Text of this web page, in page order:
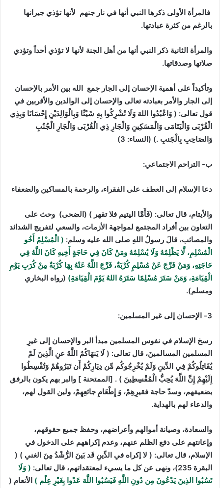
فالمرأة الأولى ذكرها النبي أنها في نار جنهم لأنهاتؤذي جيرانها
بالرغم من كثرة عبادتها.
والمرأة الثانية ذكر النبي أنها من أهل الجنة لأنها لا تؤذي أحداً وتؤدي
صلاتها وصدقاتها.
وتأكيداًعلى أهمية الإحسان إلى الجار جمع الله بين الأمر بالإحسان
إلى الجار والأمر بعبادته تعالى والإحسان إلى الوالدين والأقربين في
قول تعالى: ( وَاعْبُدُوا اللهَ وَلَا تُشْرِكُوا بِهِ شَيْئًا وَبِالْوَالِدَيْنِ إِحْسَانَا وَبِذِي
الْقُرْبَى وَالْيَتَامَى وَالْمَسَكِينِ وَالْجَارِ ذِي الْقُرْبَى وَالْجَارِ الْجُنُبِ
وَالصَاحِبِ بِالْجَنبِ .) (النساء: 3)
ب- التراحم الاجتماعي:
دعا الإسلام إلى العطف على الفقراء، والرحمة بالمساكين والضعفاء
والأيتام، قال تعالى: (فَأَمَّا اليتيم فلا تقهر ) (الضحى) وحث على
التعاون بين أفراد المجتمع لمواجهة الأزمات، والسعي لتفريج الشدائد
والمصائب، قالَ رسولُ اللهِ صلى الله عليه وسلم: ( الْمُسْلِمُ أَخُو
الْمُسْلِمِ، لَّا يَظْلِمُهُ وَلَا يُسْلِمُهُ ومَنْ كَانَ فِي حَاجَةٍ أَخِيهِ كَانَ اللَّهُ فِي
حَاجَتِهِ، وَمَنْ فَرَّجَ عَنْ مُسْلِمٍ كُرْبَةٌ، فَرَّجَ اللَّهُ عَنْهُ بِهَا كُرْبَةٌ مِنْ كُرَبِ يَوْمِ
الْقِيَامَةِ، وَمَنْ سَتَرَ مُسْلِمًا سَتَرَهُ اللهُ يَوْمَ الْقِيَامَةِ) (رواه البخاري
ومسلم).
3- الإحسان إلى غير المسلمين:
رسخ الإسلام في نفوس المسلمين مبدأ البر والإحسان إلى غيرِ
المسلمين المسالمينَ، قال تعالى: ( لَا يَنهَاكُمُ اللَّهُ عنِ الَّذِينَ لَمْ
يُقَاتِلُوكُمْ فِي الدِّينِ وَلَمْ يُخْرِجُوكُم مِّن دِيَارِكُمْ أَن تَبَرُوهُمْ وَتُقْسِطُوا
إِلَيْهِمْ إِنَّ اللَّهَ يُحِبُّ الْمُقْسِطِينَ ) . [الممتحنة ] والبر بهم يكون بالرفق
بضعيفهم، وسدّ حاجة فقيرِهِمْ، وَ إِطْعَامِ جائعِهِمْ، ولين القول لهم،
والدعاء لهم بالهداية.
والسعادة، وصيانة أموالهم وأعراضهم، وحفظ جميع حقوقهم،
وإعانتهم على دفع الظلم عنهم، وعدم إكراههم على الدخول في
الإسلام، قال تعالى: ( لا إكراه في الدِّينِ قَد بَينَ الرُّشْدُ مِنَ الغني ) (
البقرة 235)، ونهى عن كل ما يسيء لمعتقداتهم، قال تعالى:
( وَلَا
تَسُبُوا الذِينَ يَدْعُونَ مِن دُونِ اللَّهِ فَيَسُبُوا اللَّهَ عَدْوا بِغَيْرِ عِلْم ) الأنعام (